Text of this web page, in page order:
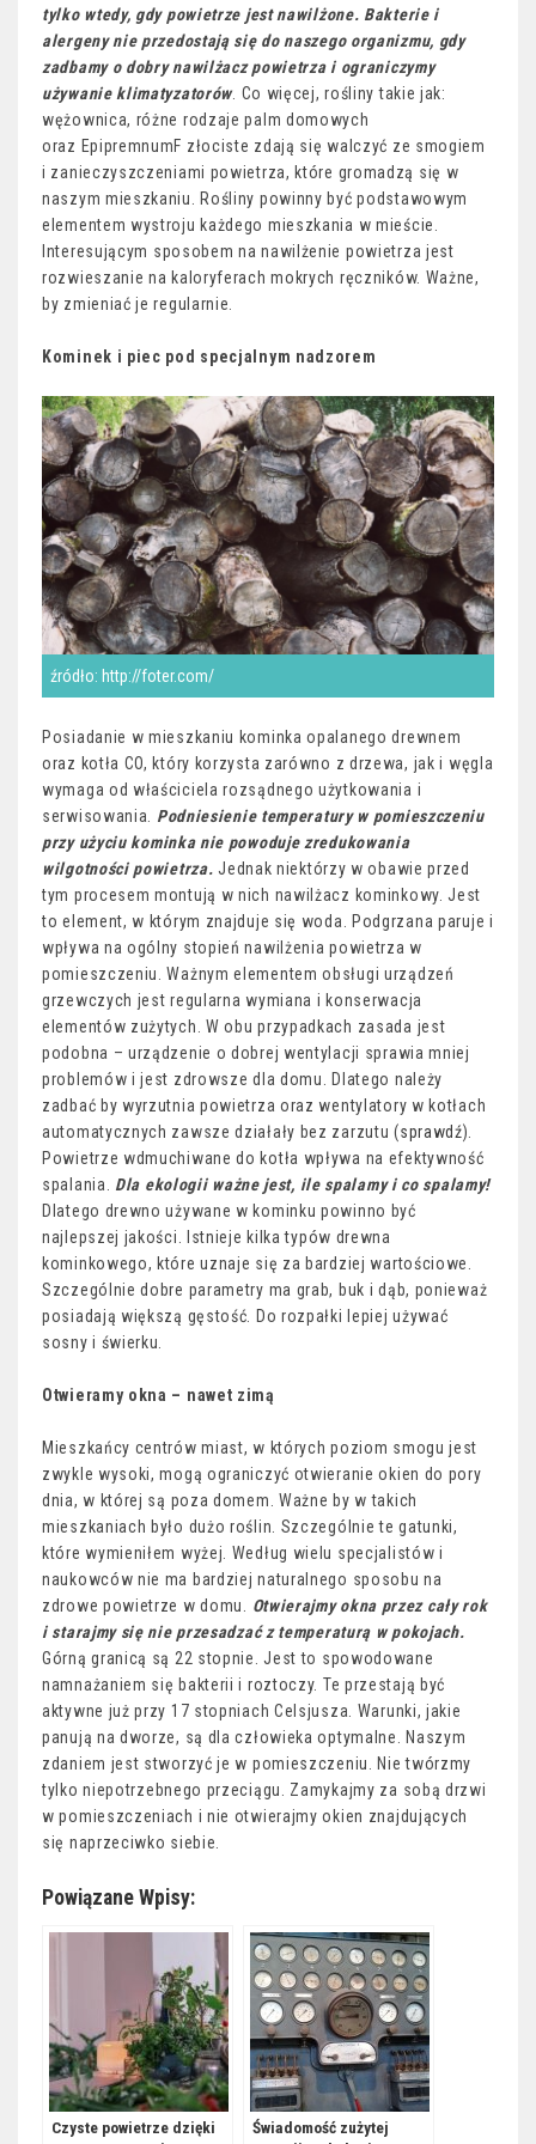
tylko wtedy, gdy powietrze jest nawilżone. Bakterie i
alergeny nie przedostają się do naszego organizmu, gdy
zadbamy o dobry nawilżacz powietrza i ograniczymy
używanie klimatyzatorów. Co więcej, rośliny takie jak:
wężownica, różne rodzaje palm domowych
oraz EpipremnumF złociste zdają się walczyć ze smogiem
i zanieczyszczeniami powietrza, które gromadzą się w
naszym mieszkaniu. Rośliny powinny być podstawowym
elementem wystroju każdego mieszkania w mieście.
Interesującym sposobem na nawilżenie powietrza jest
rozwieszanie na kaloryferach mokrych ręczników. Ważne,
by zmieniać je regularnie.
Kominek i piec pod specjalnym nadzorem
źródło: http://foter.com/
Posiadanie w mieszkaniu kominka opalanego drewnem
oraz kotła CO, który korzysta zarówno z drzewa, jak i węgla
wymaga od właściciela rozsądnego użytkowania i
serwisowania. Podniesienie temperatury w pomieszczeniu
przy użyciu kominka nie powoduje zredukowania
wilgotności powietrza. Jednak niektórzy w obawie przed
tym procesem montują w nich nawilżacz kominkowy. Jest
to element, w którym znajduje się woda. Podgrzana paruje i
wpływa na ogólny stopień nawilżenia powietrza w
pomieszczeniu. Ważnym elementem obsługi urządzeń
grzewczych jest regularna wymiana i konserwacja
elementów zużytych. W obu przypadkach zasada jest
podobna – urządzenie o dobrej wentylacji sprawia mniej
problemów i jest zdrowsze dla domu. Dlatego należy
zadbać by wyrzutnia powietrza oraz wentylatory w kotłach
automatycznych zawsze działały bez zarzutu (sprawdź).
Powietrze wdmuchiwane do kotła wpływa na efektywność
spalania. Dla ekologii ważne jest, ile spalamy i co spalamy!
Dlatego drewno używane w kominku powinno być
najlepszej jakości. Istnieje kilka typów drewna
kominkowego, które uznaje się za bardziej wartościowe.
Szczególnie dobre parametry ma grab, buk i dąb, ponieważ
posiadają większą gęstość. Do rozpałki lepiej używać
sosny i świerku.
Otwieramy okna – nawet zimą
Mieszkańcy centrów miast, w których poziom smogu jest
zwykle wysoki, mogą ograniczyć otwieranie okien do pory
dnia, w której są poza domem. Ważne by w takich
mieszkaniach było dużo roślin. Szczególnie te gatunki,
które wymieniłem wyżej. Według wielu specjalistów i
naukowców nie ma bardziej naturalnego sposobu na
zdrowe powietrze w domu. Otwierajmy okna przez cały rok
i starajmy się nie przesadzać z temperaturą w pokojach.
Górną granicą są 22 stopnie. Jest to spowodowane
namnażaniem się bakterii i roztoczy. Te przestają być
aktywne już przy 17 stopniach Celsjusza. Warunki, jakie
panują na dworze, są dla człowieka optymalne. Naszym
zdaniem jest stworzyć je w pomieszczeniu. Nie twórzmy
tylko niepotrzebnego przeciągu. Zamykajmy za sobą drzwi
w pomieszczeniach i nie otwierajmy okien znajdujących
się naprzeciwko siebie.
Powiązane Wpisy:
Czyste powietrze dzięki
Świadomość zużytej